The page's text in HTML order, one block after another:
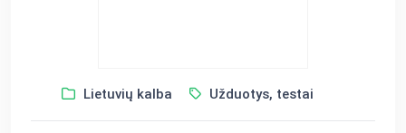
Lietuvių kalba Užduotys, testai